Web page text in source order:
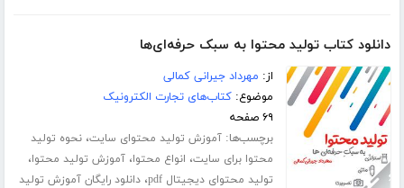
دانلود کتاب تولید محتوا به سبک حرفه‌ای‌ها
از: مهرداد جیرانی کمالی
موضوع:کتاب‌های تجارت الکترونیک
۶۹ صفحه
برچسب‌ها:آموزش تولید محتوای سایت،نحوه تولید
محتوا برای سایت، انواع محتوا،آموزش تولید محتوا،
تولید محتوای دیجیتال pdf ،دانلود رایگان آموزش تولید